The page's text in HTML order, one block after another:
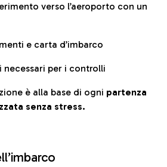
verso l’aeroporto con un
e carta d’imbarco
necessari per i controlli
è alla base di ogni partenza
senza stress.